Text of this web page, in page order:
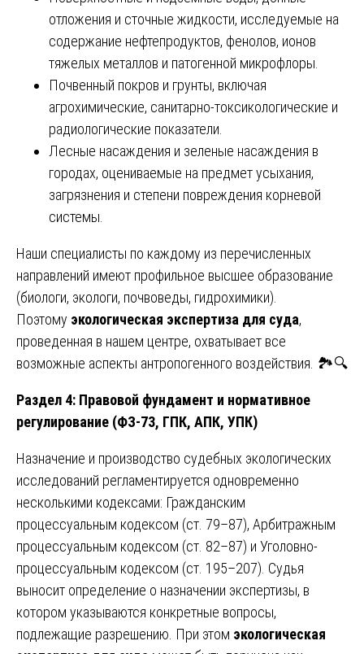
отложения и сточные жидкости, исследуемые на
содержание нефтепродуктов, фенолов, ионов
тяжелых металлов и патогенной микрофлоры.
Почвенный покров и грунты, включая
агрохимические, санитарно-токсикологические и
радиологические показатели.
Лесные насаждения и зеленые насаждения в
городах, оцениваемые на предмет усыхания,
загрязнения и степени повреждения корневой
системы.
Наши специалисты по каждому из перечисленных
направлений имеют профильное высшее образование
(биологи, экологи, почвоведы, гидрохимики).
Поэтому экологическая экспертиза для суда,
проведенная в нашем центре, охватывает все
возможные аспекты антропогенного воздействия. 🏞️🔍
Раздел 4: Правовой фундамент и нормативное
регулирование (ФЗ-73, ГПК, АПК, УПК)
Назначение и производство судебных экологических
исследований регламентируется одновременно
несколькими кодексами: Гражданским
процессуальным кодексом (ст. 79–87), Арбитражным
процессуальным кодексом (ст. 82–87) и Уголовно-
процессуальным кодексом (ст. 195–207). Судья
выносит определение о назначении экспертизы, в
котором указываются конкретные вопросы,
подлежащие разрешению. При этом экологическая